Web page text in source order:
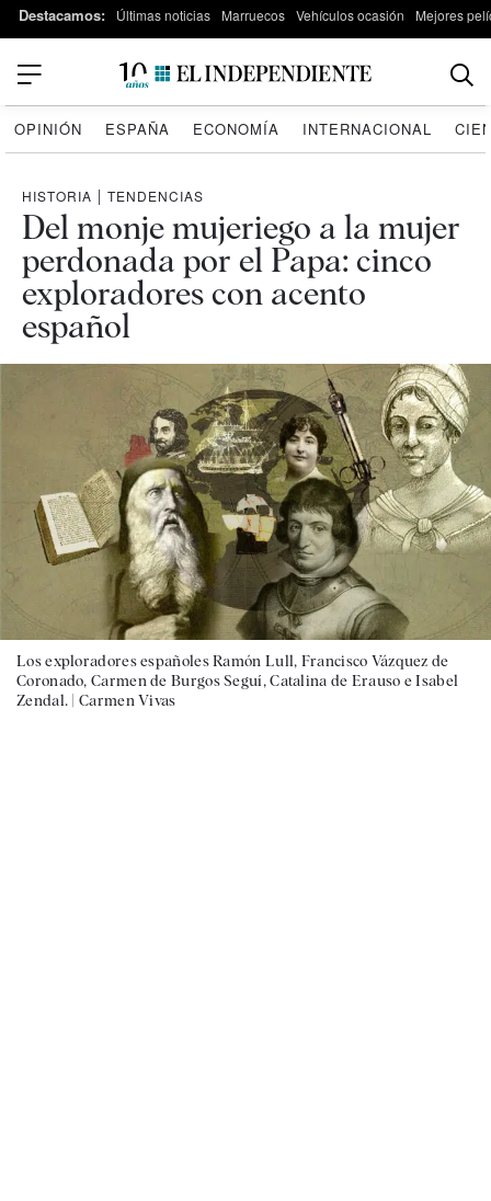
Destacamos: Últimas noticias Marruecos Vehículos ocasión Mejores
OPINIÓN ESPAÑA ECONOMÍA INTERNACIONAL
HISTORIA | TENDENCIAS
Del monje mujeriego a la mujer
perdonada por el Papa: cinco
exploradores con acento
español
Los exploradores españoles Ramón Lull, Francisco Vázquez de
Coronado, Carmen de Burgos Seguí, Catalina de Erauso e Isabel
Zendal. | Carmen Vivas